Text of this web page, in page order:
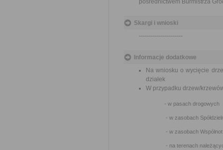
pośrednictwem Burmistrza
Skargi i wnioski
----------------------
Informacje dodatkowe
Na wniosku o wycięcie
działek
W przypadku drzew/
- w pasach drogowych
- w zasobach Spółdzielni
- w zasobach Wspólnot
- na terenach należących